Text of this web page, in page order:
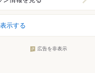
示する
広告を非表示